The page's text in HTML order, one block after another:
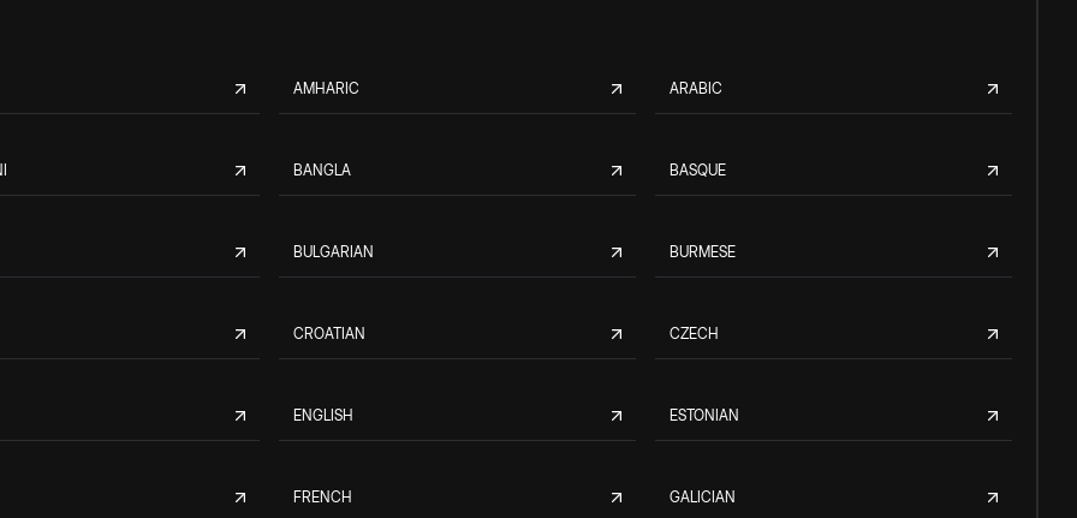
AMHARIC ARABIC
BANGLA BASQUE
BULGARIAN BURMESE
CROATIAN CZECH
ENGLISH ESTONIAN
FRENCH GALICIAN